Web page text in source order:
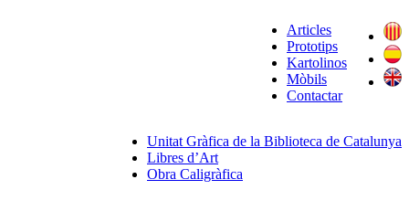
Articles
Prototips
Kartolinos
Mòbils
Contactar
Unitat Gràfica de la Biblioteca de Catalunya
Libres d’Art
Obra Caligràfica